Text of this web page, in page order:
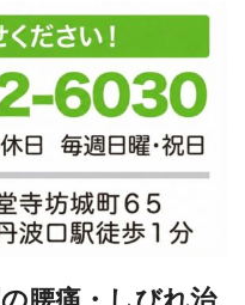
腰痛・しびれ治